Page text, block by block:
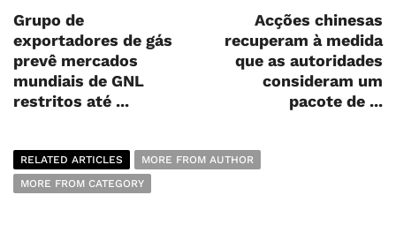
Grupo de
exportadores de gás
prevê mercados
mundiais de GNL
restritos até ...
Acções chinesas
recuperam à medida
que as autoridades
consideram um
pacote de ...
RELATED ARTICLES
MORE FROM AUTHOR
MORE FROM CATEGORY